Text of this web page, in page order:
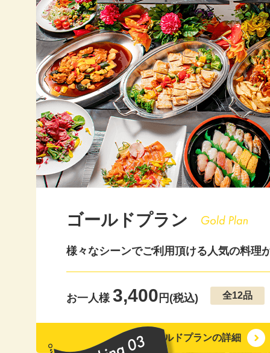
ゴールドプラン
様々なシーンでご利用頂ける人気の料理
お一人様 3,400 円(税込) 全12品
ゴールドプランの詳細